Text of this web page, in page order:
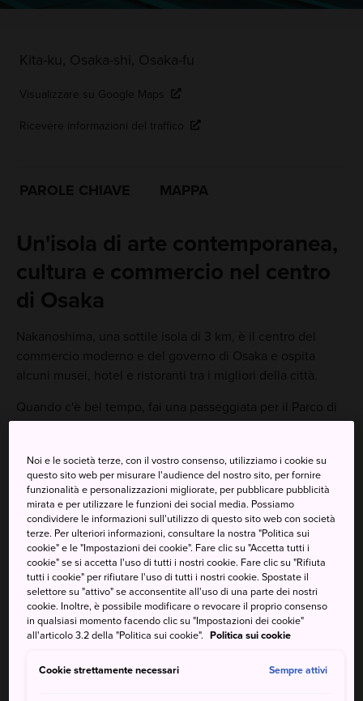
Kita-ku, Osaka-shi, Osaka-fu
Visualizzare su Google Maps
Ricevere informazioni del traffico
PAROLE CHIAVE MAPPA
Un'isola di arte contemporanea,
cultura e commercio nel centro
di Osaka
Nakanoshima, una sottile isola di 3 km, è il centro del
commercio moderno e del governo di Osaka e ospita
alcuni musei, hotel e ristoranti tra i migliori della città.
Quando c'è bel tempo, fai una passeggiata per il Parco di
Nakanoshima, che offre un rifugio pacifico dalla caotica
poter ammirare una vista incredibile sulla città.
Da non perdere
Una visita a uno dei numerosi musei della zona
Guardare le orde di pendolari, composte da
dipendenti pubblici, uomini e donne d'affari, che
Le incredibili illuminazioni natalizie del Parco di
Noi e le società terze, con il vostro consenso, utilizziamo i cookie su
questo sito web per misurare l'audience del nostro sito, per fornire
funzionalità e personalizzazioni migliorate, per pubblicare pubblicità
mirata e per utilizzare le funzioni dei social media. Possiamo
condividere le informazioni sull'utilizzo di questo sito web con società
terze. Per ulteriori informazioni, consultare la nostra "Politica sui
cookie" e le "Impostazioni dei cookie". Fare clic su "Accetta tutti i
cookie" se si accetta l'uso di tutti i nostri cookie. Fare clic su "Rifiuta
tutti i cookie" per rifiutare l'uso di tutti i nostri cookie. Spostate il
selettore su "attivo" se acconsentite all'uso di una parte dei nostri
cookie. Inoltre, è possibile modificare o revocare il proprio consenso
in qualsiasi momento facendo clic su "Impostazioni dei cookie"
all'articolo 3.2 della "Politica sui cookie". Politica sui cookie
Cookie strettamente necessari Sempre attivi